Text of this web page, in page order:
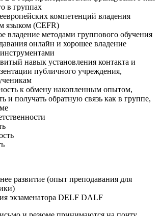
в группах
компетенций владения
языком (CEFR)
владение методами группового обучения
онлайн и хорошее владение
навык установления контакта и
публичного учреждения,
к обмену накопленным опытом,
и получать обратную связь как в группе,
развитие (опыт преподавания для
экзаменатора DELF DALF